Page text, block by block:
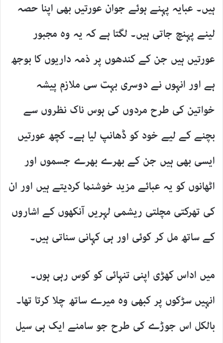
ہیں۔ عبایہ پہنے ہوئے جوان عورتیں بھی اپنا حصہ
لینے پہنچ جاتی ہیں۔ لگتا ہے کہ یہ وہ مجبور
عورتیں ہیں جن کے کندھوں پر ذمہ داریوں کا بوجھ
ہے اور انہوں نے دوسری بہت سی ملازم پیشہ
خواتین کی طرح مردوں کی ہوس ناک نظروں سے
بچنے کے لیے خود کو ڈھانپ لیا ہے۔ کچھ عورتیں
ایسی بھی ہیں جن کے بھرے بھرے جسموں اور
اٹھانوں کو یہ عبائے مزید خوشنما کردیتے ہیں اور ان
کی تھرکتی مچلتی ریشمی لہریں آنکھوں کے اشاروں
کے ساتھ مل کر کوئی اور ہی کہانی سناتی ہیں۔
میں اداس کھڑی اپنی تنہائی کو کوس رہی ہوں۔
انہیں سڑکوں پر کبھی وہ میرے ساتھ چلا کرتا تھا۔
بالکل اس جوڑے کی طرح جو سامنے ایک ہی سیل